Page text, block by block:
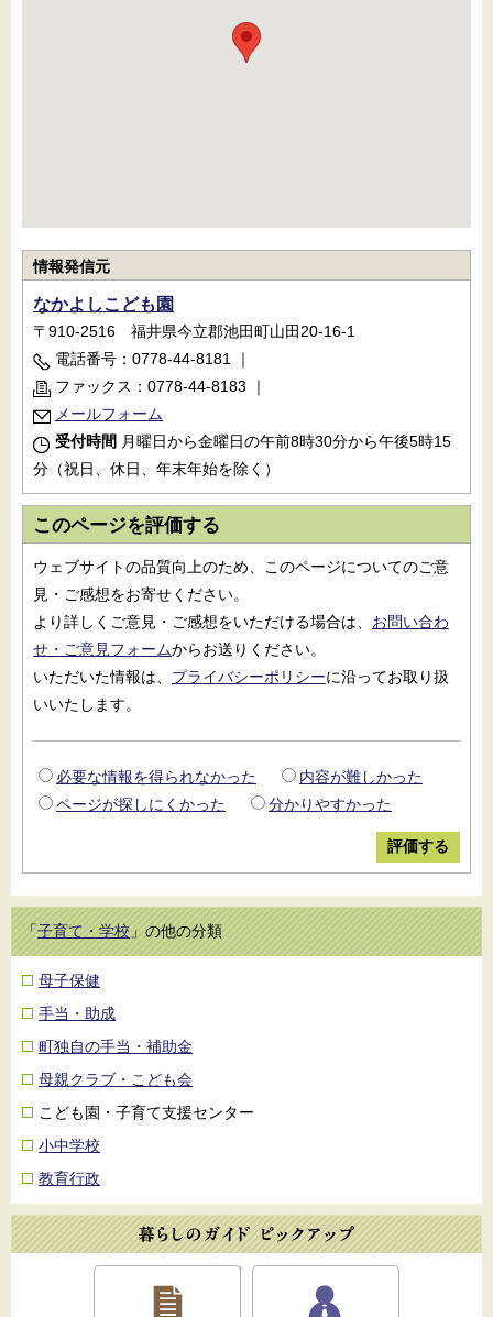
情報発信元
なかよしこども園
〒910-2516 福井県今立郡池田町山田20-16-1
電話番号：0778-44-8181
｜
ファックス：0778-44-8183 ｜
メールフォーム
受付時間 月曜日から金曜日の午前8時30分から午後5時15
分（祝日、休日、年末年始を除く）
このページを評価する
ウェブサイトの品質向上のため、このページについてのご意
見・ご感想をお寄せください。
より詳しくご意見・ご感想をいただける場合は、 お問い合わ
せ・ご意見フォームからお送りください。
いただいた情報は、 プライバシーポリシーに沿ってお取り扱
いいたします。
必要な情報を得られなかった
内容が難しかった
ページが探しにくかった
分かりやすかった
「子育て・学校」の他の分類
母子保健
手当・助成
町独自の手当・補助金
母親クラブ・こども会
こども園・子育て支援センター
小中学校
教育行政